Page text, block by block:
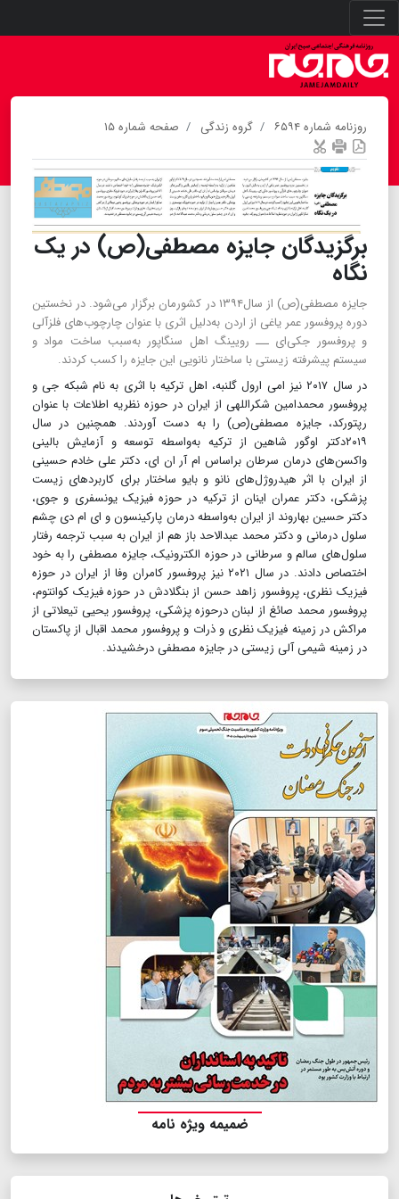
روزنامه شماره ۶۵۹۴ گروه زندگی صفحه شماره ۱۵
برگزیدگان جایزه مصطفی(ص) در یک
نگاه
جایزه مصطفی(ص) از سال۱۳۹۴ در کشورمان برگزار می‌شود. در نخستین
دوره پروفسور عمر یاغی از اردن به‌دلیل اثری با عنوان چارچوب‌های فلزآلی
و پروفسور جکی‌ای ـــ رویینگ اهل سنگاپور به‌سبب ساخت مواد و
سیستم پیشرفته زیستی با ساختار نانویی این جایزه را کسب کردند.
در سال ۲۰۱۷ نیز امی ارول گلنبه، اهل ترکیه با اثری به نام شبکه جی و
پروفسور محمدامین شکر‌اللهی از ایران در حوزه نظریه اطلاعات با عنوان
رپتورکد، جایزه مصطفی(ص) را به دست آوردند. همچنین در سال
۲۰۱۹دکتر اوگور شاهین از ترکیه به‌واسطه توسعه و آزمایش بالینی
واکسن‌های درمان سرطان براساس ام آر ان ای، دکتر علی خادم حسینی
از ایران با اثر هیدروژل‌های نانو و بایو ساختار برای کاربردهای زیست
پزشکی، دکتر عمران اینان از ترکیه در حوزه فیزیک یونسفری و جوی،
دکتر حسین بهاروند از ایران به‌واسطه درمان پارکینسون و ای ام دی چشم
سلول درمانی و دکتر محمد عبدالاحد باز هم از ایران به سبب ترجمه رفتار
سلول‌های سالم و سرطانی در حوزه الکترونیک، جایزه مصطفی را به خود
اختصاص دادند. در سال ۲۰۲۱ نیز پروفسور کامران وفا از ایران در حوزه
فیزیک نظری، پروفسور زاهد حسن از بنگلادش در حوزه فیزیک کوانتوم،
پروفسور محمد صائغ از لبنان درحوزه پزشکی، پروفسور یحیی تیعلاتی از
مراکش در زمینه فیزیک نظری و ذرات و پروفسور محمد اقبال از پاکستان
در زمینه شیمی آلی زیستی در جایزه مصطفی درخشیدند.
ضمیمه ویژه نامه